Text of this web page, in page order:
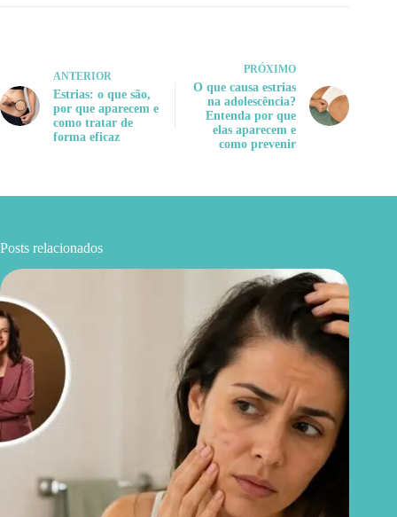
ANTERIOR
Estrias: o que são,
por que aparecem e
como tratar de
forma eficaz
PRÓXIMO
O que causa estrias
na adolescência?
Entenda por que
elas aparecem e
como prevenir
Posts relacionados